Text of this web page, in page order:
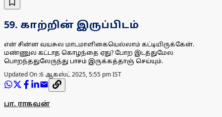
59. காற்றின் இருப்பிடம்
என் சின்ன வயசுல மாடமாளிகையெல்லாம் கட்டியிருக்கேன்.
மண்ணுல கட்டாத கொழந்தை ஏது? போற இடத்துமேல
பொறந்ததுலேருந்து பாசம் இருக்கத்தாஞ் செய்யும்.
Updated On :6 ஆகஸ்ட் 2025, 5:55 pm IST
பா. ராகவன்